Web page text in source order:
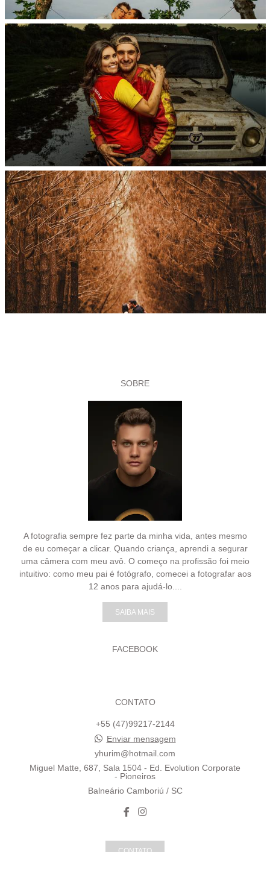
SOBRE
A fotografia sempre fez parte da minha vida, antes mesmo
de eu começar a clicar. Quando criança, aprendi a segurar
uma câmera com meu avô. O começo na profissão foi meio
intuitivo: como meu pai é fotógrafo, comecei a fotografar aos
12 anos para ajudá-lo....
SAIBA MAIS
FACEBOOK
CONTATO
+55 (47)99217-2144
Enviar mensagem
yhurim@hotmail.com
Miguel Matte, 687, Sala 1504 - Ed. Evolution Corporate
- Pioneiros
Balneário Camboriú / SC
CONTATO